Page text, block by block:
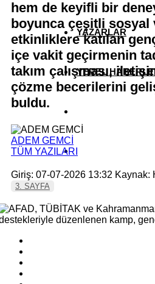
YAZARLAR
YEREL
hem de keyifli bir
boyunca çeşitli sosyal
etkinliklere katılan
içe vakit geçirmenin
takım çalışması,
çözme becerilerini
buldu.
ADEM GEMCİ
TÜM YAZILARI
Giriş: 07-07-2026 13:32 Kaynak:
3. SAYFA